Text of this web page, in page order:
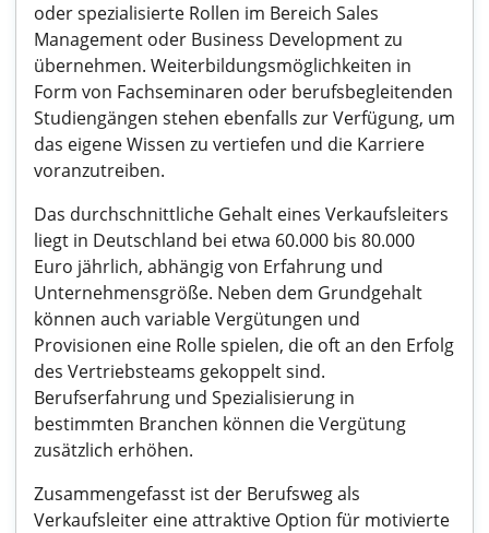
oder spezialisierte Rollen im Bereich Sales
Management oder Business Development zu
übernehmen. Weiterbildungsmöglichkeiten in
Form von Fachseminaren oder berufsbegleitenden
Studiengängen stehen ebenfalls zur Verfügung, um
das eigene Wissen zu vertiefen und die Karriere
voranzutreiben.
Das durchschnittliche Gehalt eines Verkaufsleiters
liegt in Deutschland bei etwa 60.000 bis 80.000
Euro jährlich, abhängig von Erfahrung und
Unternehmensgröße. Neben dem Grundgehalt
können auch variable Vergütungen und
Provisionen eine Rolle spielen, die oft an den Erfolg
des Vertriebsteams gekoppelt sind.
Berufserfahrung und Spezialisierung in
bestimmten Branchen können die Vergütung
zusätzlich erhöhen.
Zusammengefasst ist der Berufsweg als
Verkaufsleiter eine attraktive Option für motivierte